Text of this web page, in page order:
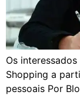
Os
Shopping a
pessoais Por